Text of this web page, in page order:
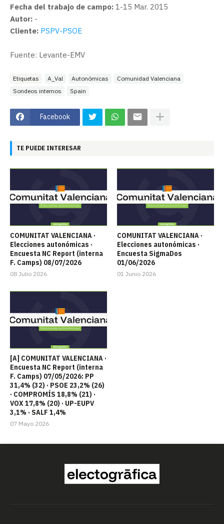
Fecha del trabajo de campo: 1-15 Mar. 2015
Autor: -
Cliente: PSPV-PSOE
Fuente: Levante-EMV
Etiquetas A_Val Autonómicas
Comunidad Valenciana
Sondeos internos
Spain
Facebook
TE PUEDE INTERESAR
COMUNITAT VALENCIANA ·
Elecciones autonómicas ·
Encuesta NC Report (interna
F. Camps) 08/07/2026
08 Julio 2026
COMUNITAT VALENCIANA ·
Elecciones autonómicas ·
Encuesta SigmaDos
01/06/2026
01 Junio 2026
[A] COMUNITAT VALENCIANA ·
Encuesta NC Report (interna
F. Camps) 07/05/2026: PP
31,4% (32) · PSOE 23,2% (26)
· COMPROMÍS 18,8% (21) ·
VOX 17,8% (20) · UP-EUPV
3,1% · SALF 1,4%
07 Mayo 2026